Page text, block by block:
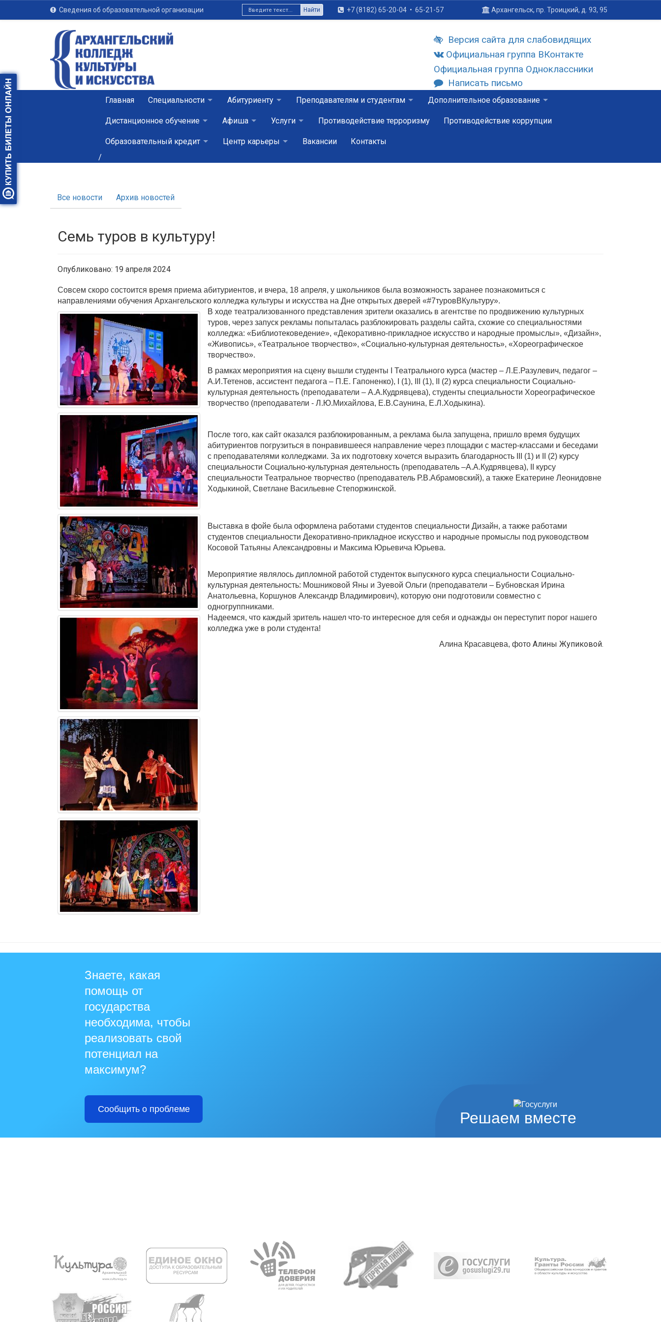
Сведения об образовательной организации Найти +7 (8182) 65-20-04 • 65-21-57 Архангельск, пр. Троицкий, д. 93, 95
Версия сайта для слабовидящих
Официальная группа ВКонтакте
Официальная группа Одноклассники
Написать письмо
Главная Специальности Абитуриенту Преподавателям и студентам Дополнительное образование
Дистанционное обучение Афиша Услуги Противодействие терроризму Противодействие коррупции
Образовательный кредит Центр карьеры Вакансии
Контакты
/
Все новости Архив новостей
Семь туров в культуру!
Опубликовано: 19 апреля 2024
Совсем скоро состоится время приема абитуриентов, и вчера, 18 апреля, у школьников была возможность заранее познакомиться с
направлениями обучения Архангельского колледжа культуры и искусства на Дне открытых дверей «#7туровВКультуру».
В ходе театрализованного представления зрители оказались в агентстве по продвижению культурных
туров, через запуск рекламы попыталась разблокировать разделы сайта, схожие со специальностями
колледжа: «Библиотековедение», «Декоративно-прикладное искусство и народные промыслы», «Дизайн»,
«Живопись», «Театральное творчество», «Социально-культурная деятельность», «Хореографическое
творчество».
В рамках мероприятия на сцену вышли студенты I Театрального курса (мастер – Л.Е.Разулевич, педагог –
А.И.Тетенов, ассистент педагога – П.Е. Гапоненко), I (1), III (1), II (2) курса специальности Социально-
культурная деятельность (преподаватели – А.А.Кудрявцева), студенты специальности Хореографическое
творчество (преподаватели - Л.Ю.Михайлова, Е.В.Саунина, Е.Л.Ходыкина).
После того, как сайт оказался разблокированным, а реклама была запущена, пришло время будущих
абитуриентов погрузиться в понравившееся направление через площадки с мастер-классами и беседами
с преподавателями колледжами. За их подготовку хочется выразить благодарность III (1) и II (2) курсу
специальности Социально-культурная деятельность (преподаватель –А.А.Кудрявцева), II курсу
специальности Театральное творчество (преподаватель Р.В.Абрамовский), а также Екатерине Леонидовне
Ходыкиной, Светлане Васильевне Степоржинской.
Выставка в фойе была оформлена работами студентов специальности Дизайн, а также работами
студентов специальности Декоративно-прикладное искусство и народные промыслы под руководством
Косовой Татьяны Александровны и Максима Юрьевича Юрьева.
Мероприятие являлось дипломной работой студенток выпускного курса специальности Социально-
культурная деятельность: Мошниковой Яны и Зуевой Ольги (преподаватели – Бубновская Ирина
Анатольевна, Коршунов Александр Владимирович), которую они подготовили совместно с
одногруппниками.
Надеемся, что каждый зритель нашел что-то интересное для себя и однажды он переступит порог нашего
колледжа уже в роли студента!
Алина Красавцева, фото Алины Жупиковой.
Решаем вместе
Знаете, какая
помощь от
государства
необходима, чтобы
реализовать свой
потенциал на
максимум?
Сообщить о проблеме